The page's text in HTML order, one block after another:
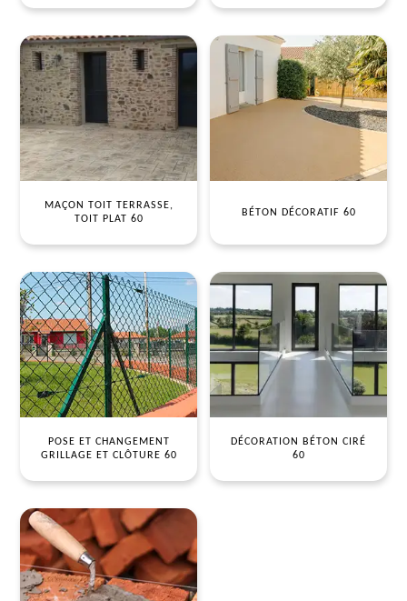
MAÇON TOIT TERRASSE,
TOIT PLAT 60
BÉTON DÉCORATIF 60
POSE ET CHANGEMENT
GRILLAGE ET CLÔTURE 60
DÉCORATION BÉTON CIRÉ
60